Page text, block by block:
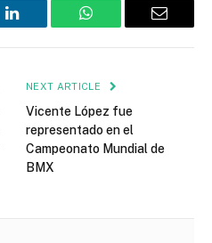
LinkedIn WhatsApp Email
NEXT ARTICLE
Vicente López fue
representado en el
Campeonato Mundial de
BMX